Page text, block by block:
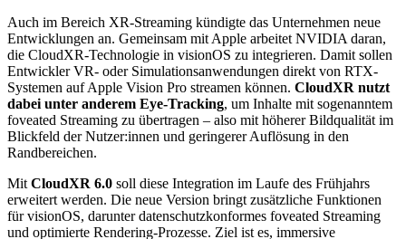
Auch im Bereich XR-Streaming kündigte das Unternehmen neue
Entwicklungen an. Gemeinsam mit Apple arbeitet NVIDIA daran,
die CloudXR-Technologie in visionOS zu integrieren. Damit sollen
Entwickler VR- oder Simulationsanwendungen direkt von RTX-
Systemen auf Apple Vision Pro streamen können. CloudXR nutzt
dabei unter anderem Eye-Tracking, um Inhalte mit sogenanntem
foveated Streaming zu übertragen – also mit höherer Bildqualität im
Blickfeld der Nutzer:innen und geringerer Auflösung in den
Randbereichen.
Mit CloudXR 6.0 soll diese Integration im Laufe des Frühjahrs
erweitert werden. Die neue Version bringt zusätzliche Funktionen
für visionOS, darunter datenschutzkonformes foveated Streaming
und optimierte Rendering-Prozesse. Ziel ist es, immersive